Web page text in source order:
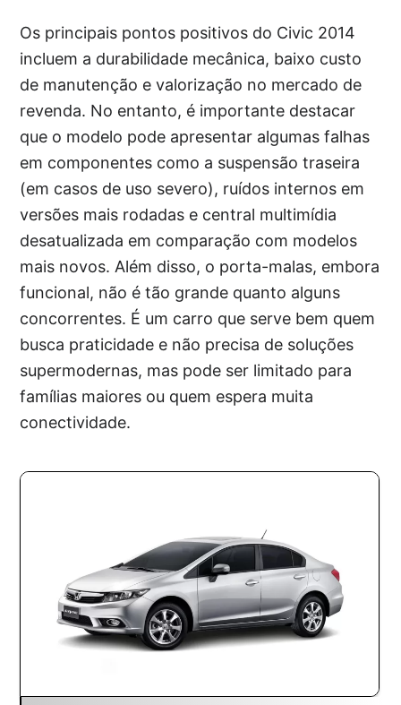
Os principais pontos positivos do Civic 2014
incluem a durabilidade mecânica, baixo custo
de manutenção e valorização no mercado de
revenda. No entanto, é importante destacar
que o modelo pode apresentar algumas falhas
em componentes como a suspensão traseira
(em casos de uso severo), ruídos internos em
versões mais rodadas e central multimídia
desatualizada em comparação com modelos
mais novos. Além disso, o porta-malas, embora
funcional, não é tão grande quanto alguns
concorrentes. É um carro que serve bem quem
busca praticidade e não precisa de soluções
supermodernas, mas pode ser limitado para
famílias maiores ou quem espera muita
conectividade.